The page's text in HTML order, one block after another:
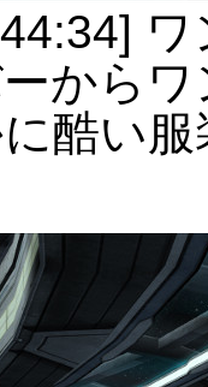
からワ
酷い